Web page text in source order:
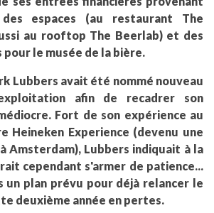
espaces (au restaurant The
au rooftop The Beerlab) et des
le musée de la bière.
Lubbers avait été nommé nouveau
afin de recadrer son
Fort de son expérience au
Heineken Experience (devenu une
Lubbers indiquait à la
cependant s'armer de patience...
un plan prévu pour déjà relancer le
deuxième année en pertes.